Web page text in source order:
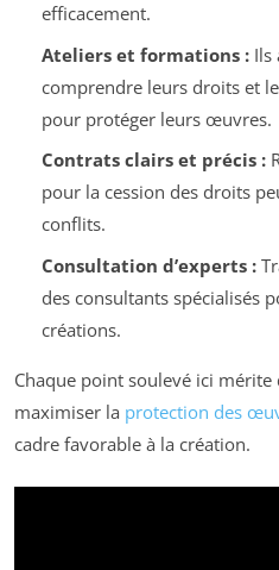
efficacement.
Ateliers et formations :Ils
comprendre leurs droits et
pour protéger leurs œuvres.
Contrats clairs et précis :
pour la cession des droits
conflits.
Consultation d’experts :
des consultants spécialisés
créations.
Chaque point soulevé ici
maximiser la protection des
cadre favorable à la création.